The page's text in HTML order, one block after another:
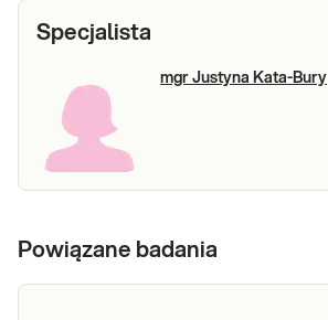
Specjalista
mgr Justyna Kata-Bury
Powiązane badania